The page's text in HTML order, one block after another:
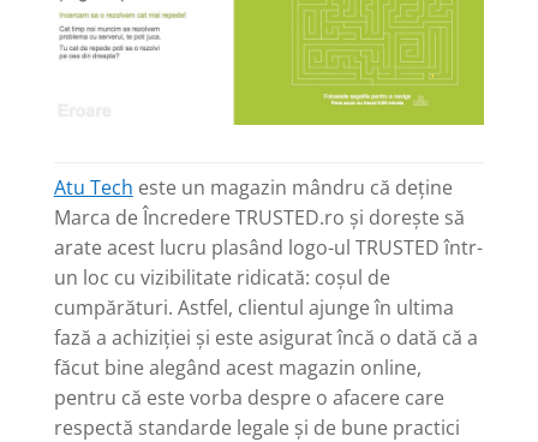
Atu Tech este un magazin mândru că deține
Marca de Încredere TRUSTED.ro și dorește să
arate acest lucru plasând logo-ul TRUSTED într-
un loc cu vizibilitate ridicată: coșul de
cumpărături. Astfel, clientul ajunge în ultima
fază a achiziției și este asigurat încă o dată că a
făcut bine alegând acest magazin online,
pentru că este vorba despre o afacere care
respectă standarde legale și de bune practici